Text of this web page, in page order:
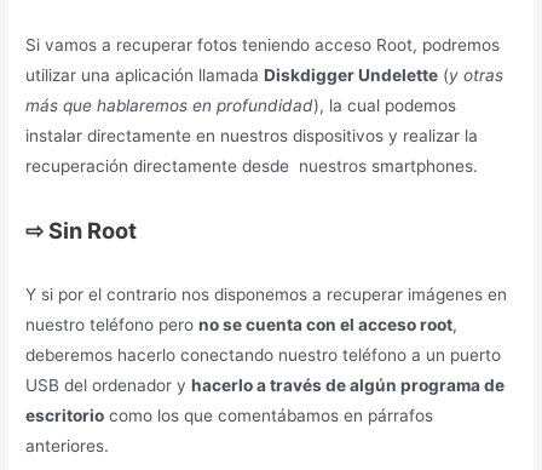
Y si por el contrario nos disponemos a recuperar imágenes en
nuestro teléfono perono se cuenta con el acceso root,
deberemos hacerlo conectando nuestro teléfono a un puerto
USB del ordenador yhacerlo a través de algún programa de
anteriores.
Actualización: Ahora mismo existen aplicaciones adecuada
para dispositivos Android y Iphone, que permiten recuperar las
fotografias sin tener que conectar el dispositivo a un PC.
Recuperar Vídeos Borrados